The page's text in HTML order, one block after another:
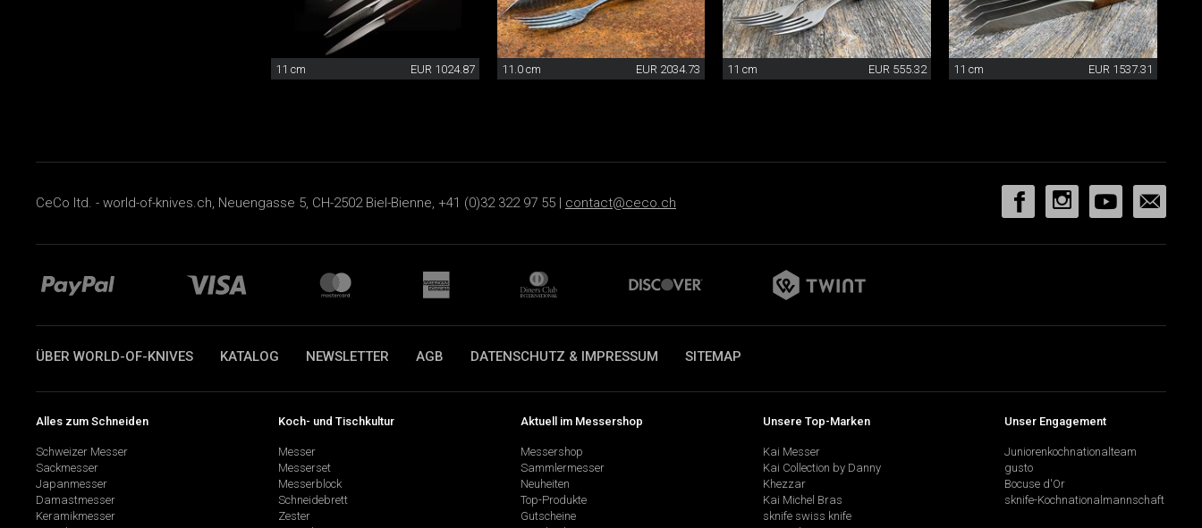
11 cm EUR 1024.87 11.0 cm EUR 2034.73 11 cm EUR 555.32 11 cm EUR 1537.31
CeCo ltd. - world-of-knives.ch, Neuengasse 5, CH-2502 Biel-Bienne, +41 (0)32 322 97 55 | contact@ceco.ch
ÜBER WORLD-OF-KNIVES KATALOG NEWSLETTER AGB DATENSCHUTZ & IMPRESSUM SITEMAP
Alles zum Schneiden
Schweizer Messer
Sackmesser
Japanmesser
Damastmesser
Keramikmesser
Koch- und Tischkultur
Messer
Messerset
Messerblock
Schneidebrett
Zester
Aktuell im Messershop
Messershop
Sammlermesser
Neuheiten
Top-Produkte
Gutscheine
Unsere Top-Marken
Kai Messer
Kai Collection by Danny
Khezzar
Kai Michel Bras
sknife swiss knife
Unser Engagement
Juniorenkochnationalteam
gusto
Bocuse d'Or
sknife-Kochnationalmannschaft